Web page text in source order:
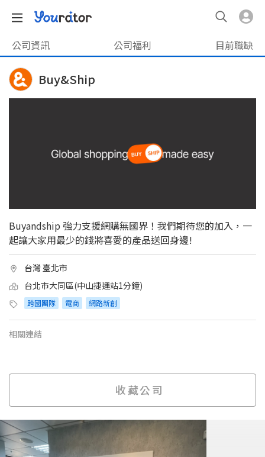
公司資訊 公司福利 目前職缺
Buy&Ship
Buyandship 強力支援網購無國界！我們期待您的加入，一
起讓大家用最少的錢將喜愛的產品送回身邊!
台灣 臺北市
台北市大同區(中山捷運站1分鐘)
跨國團隊 電商 網路新創
相關連結
收藏公司